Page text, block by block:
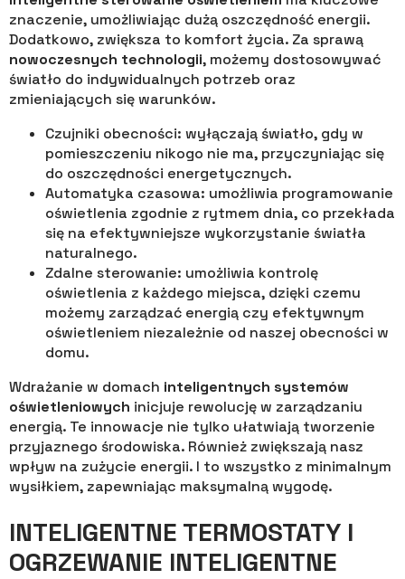
znaczenie, umożliwiając dużą oszczędność energii.
Dodatkowo, zwiększa to komfort życia. Za sprawą
nowoczesnych technologii, możemy dostosowywać
światło do indywidualnych potrzeb oraz
zmieniających się warunków.
Czujniki obecności: wyłączają światło, gdy w
pomieszczeniu nikogo nie ma, przyczyniając się
do oszczędności energetycznych.
Automatyka czasowa: umożliwia programowanie
oświetlenia zgodnie z rytmem dnia, co przekłada
się na efektywniejsze wykorzystanie światła
naturalnego.
Zdalne sterowanie: umożliwia kontrolę
oświetlenia z każdego miejsca, dzięki czemu
możemy zarządzać energią czy efektywnym
oświetleniem niezależnie od naszej obecności w
domu.
Wdrażanie w domach inteligentnych systemów
oświetleniowych inicjuje rewolucję w zarządzaniu
energią. Te innowacje nie tylko ułatwiają tworzenie
przyjaznego środowiska. Również zwiększają nasz
wpływ na zużycie energii. I to wszystko z minimalnym
wysiłkiem, zapewniając maksymalną wygodę.
INTELIGENTNE TERMOSTATY I
OGRZEWANIE INTELIGENTNE